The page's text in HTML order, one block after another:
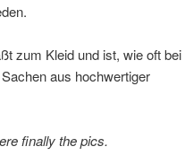
zum Kleid und ist, wie oft bei
aus hochwertiger
finally the pics.